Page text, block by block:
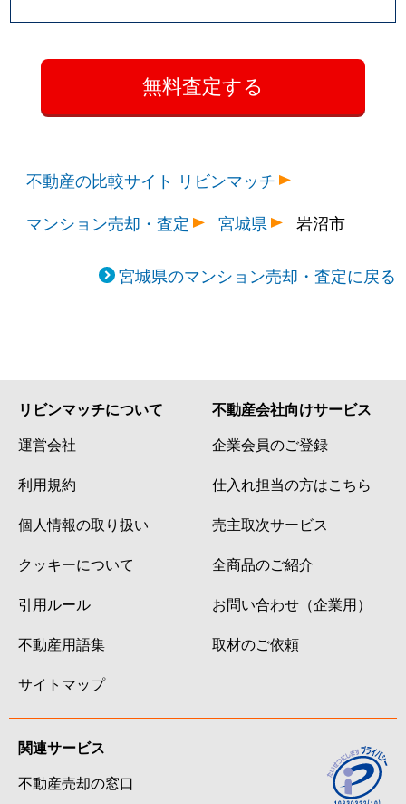
不動産の比較サイト リビンマッチ
マンション売却・査定
宮城県 岩沼市
宮城県のマンション売却・査定に戻る
リビンマッチについて
運営会社
利用規約
個人情報の取り扱い
クッキーについて
引用ルール
不動産用語集
サイトマップ
不動産会社向けサービス
企業会員のご登録
仕入れ担当の方はこちら
売主取次サービス
全商品のご紹介
お問い合わせ（企業用）
取材のご依頼
関連サービス
不動産売却の窓口